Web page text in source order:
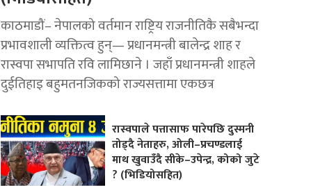
काठमाडौं– नेपालको वर्तमान राष्ट्रिय राजनीतिकै सबैभन्दा
प्रभावशाली व्यक्तित्व हुन्— प्रधानमन्त्री बालेन्द्र शाह र
रास्वपा सभापति रवि लामिछाने । जहाँ प्रधानमन्त्री शाहले
दुईतिहाइ बहुमतनजिकको राज्यसत्तामा एकछत्र
रास्वपाले पत्तासाफ पारेपछि दुस्मनी
तोड्दै नेताहरु, ओली–प्रचण्डलाई
माथ खुवाउँदै सीके–उपेन्द्र, कोको जुटे
? (भिडियोसहित)